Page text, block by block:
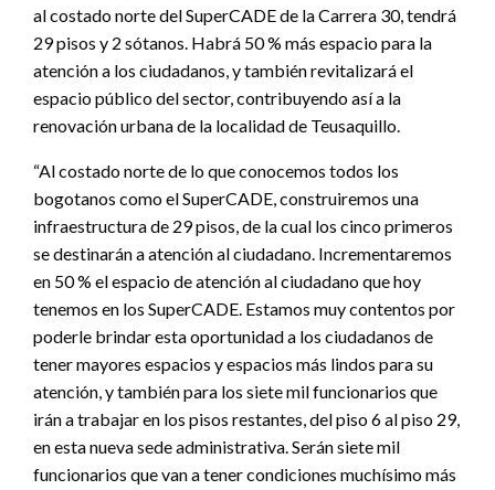
al costado norte del SuperCADE de la Carrera 30, tendrá
29 pisos y 2 sótanos. Habrá 50 % más espacio para la
atención a los ciudadanos, y también revitalizará el
espacio público del sector, contribuyendo así a la
renovación urbana de la localidad de Teusaquillo.
“Al costado norte de lo que conocemos todos los
bogotanos como el SuperCADE, construiremos una
infraestructura de 29 pisos, de la cual los cinco primeros
se destinarán a atención al ciudadano. Incrementaremos
en 50 % el espacio de atención al ciudadano que hoy
tenemos en los SuperCADE. Estamos muy contentos por
poderle brindar esta oportunidad a los ciudadanos de
tener mayores espacios y espacios más lindos para su
atención, y también para los siete mil funcionarios que
irán a trabajar en los pisos restantes, del piso 6 al piso 29,
en esta nueva sede administrativa. Serán siete mil
funcionarios que van a tener condiciones muchísimo más